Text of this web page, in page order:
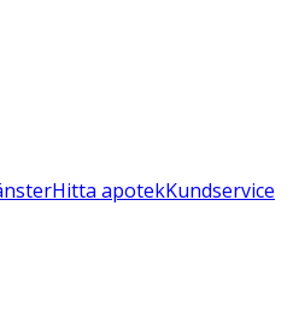
Hitta apotekKundservice